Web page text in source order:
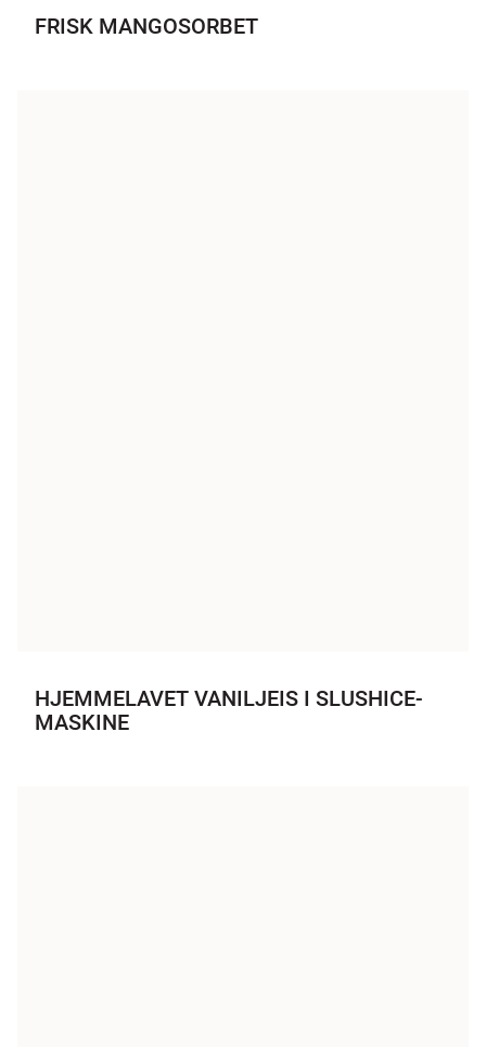
FRISK MANGOSORBET
HJEMMELAVET VANILJEIS I SLUSHICE-
MASKINE